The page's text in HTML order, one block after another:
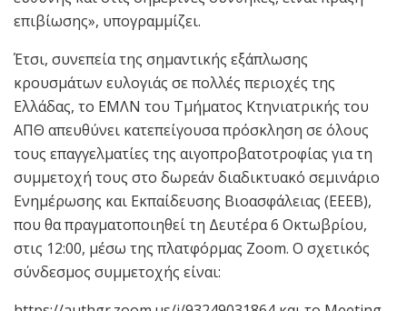
επιβίωσης», υπογραμμίζει.
Έτσι, συνεπεία της σημαντικής εξάπλωσης
κρουσμάτων ευλογιάς σε πολλές περιοχές της
Ελλάδας, το ΕΜΛΝ του Τμήματος Κτηνιατρικής του
ΑΠΘ απευθύνει κατεπείγουσα πρόσκληση σε όλους
τους επαγγελματίες της αιγοπροβατοτροφίας για τη
συμμετοχή τους στο δωρεάν διαδικτυακό σεμινάριο
Ενημέρωσης και Εκπαίδευσης Βιοασφάλειας (ΕΕΕΒ),
που θα πραγματοποιηθεί τη Δευτέρα 6 Οκτωβρίου,
στις 12:00, μέσω της πλατφόρμας Zoom. Ο σχετικός
σύνδεσμος συμμετοχής είναι: